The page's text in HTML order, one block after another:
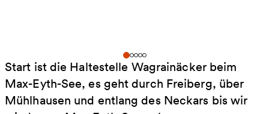
Start ist die Haltestelle Wagrainäcker beim
Max-Eyth-See, es geht durch Freiberg, über
Mühlhausen und entlang des Neckars bis wir